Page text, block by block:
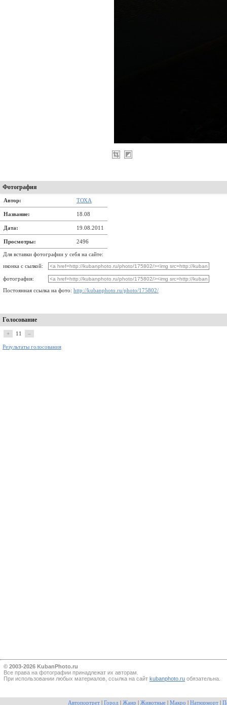
Фотография
Автор: ТОХА
Название: 18.08
Дата: 19.08.2011
Просмотры: 2496
Для вставки фотографии у себя на сайте:
иконка с сылкой:
фотография:
Постоянная ссылка на фото: http://kubanphoto.ru/photo/175802/
Голосование
+ 11 –
Результаты голосования
© 2003-2026 KubanPhoto.ru
Все прaва на фотографии принадлежат их авторам.
При использовании любых материалов, ссылка на сайт kubanphoto.ru обязательна.
Автопортрет Город Жанр Животные Макро Натюрморт